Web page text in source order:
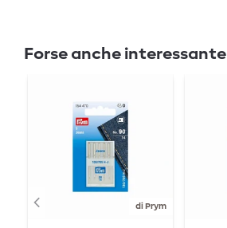
Forse anche interessante
di Prym